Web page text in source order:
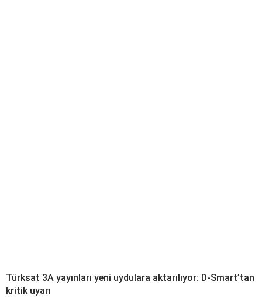
Türksat 3A yayınları yeni uydulara aktarılıyor: D-Smart’tan
kritik uyarı